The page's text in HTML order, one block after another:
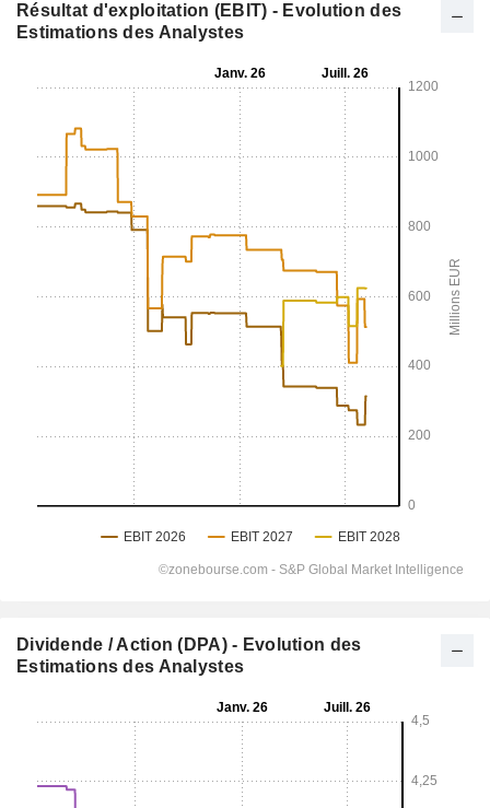
Résultat d'exploitation (EBIT) - Evolution des
Estimations des Analystes
Dividende / Action (DPA) - Evolution des
Estimations des Analystes